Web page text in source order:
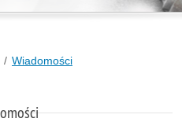
Wiadomości